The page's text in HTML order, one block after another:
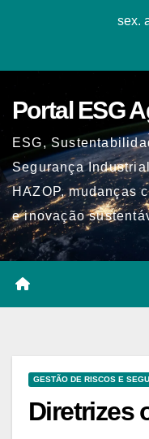
sex.
Portal ESG
ESG,
Segurança
HAZOP, mudanças
e inovação
GESTÃO DE RISCOS E
Diretrizes